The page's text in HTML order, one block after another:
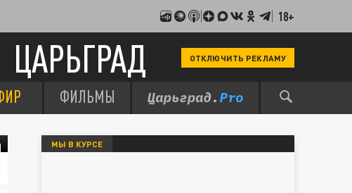
18+
ЦАРЬГРАД ОТКЛЮЧИТЬ РЕКЛАМУ
ФИЛЬМЫ
МЫ В КУРСЕ